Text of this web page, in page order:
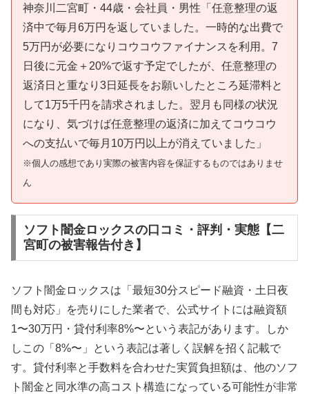
神奈川二宮町・44歳・会社員・男性「任意整理の返
済中で毎月6万円を返していました。一時的な出費で
5万円が必要になりコウコウファイナンスを利用。7
日後に元金＋20%で返す予定でしたが、任意整理の
返済日と重なり3日延長をお願いしたところ延滞料と
して1万5千円を請求されました。翌月も同様の状況
になり、気づけば任意整理の返済に加えてコウコウ
への支払いで毎月10万円以上が消えていました」
※個人の感想であり実際の被害内容を保証するものではありませ
ん
ソフト闇金ロックスの口コミ・評判・実態【二
宮町の被害報告付き】
ソフト闇金ロックスは「最短30分スピード融資・土日夜
間も対応」を売りにした業者で、公式サイトには融資額
1〜30万円・貸付利率8%〜という表記があります。しか
しこの「8%〜」という表記は著しく誤解を招く記載で
す。貸付利率と手数料を合わせた実質負担額は、他のソフ
ト闇金と同水準の高コスト構造になっている可能性が非常